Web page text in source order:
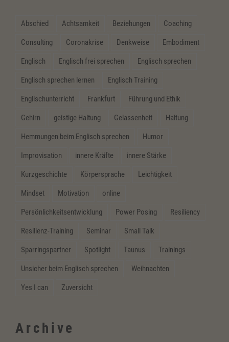
Abschied Achtsamkeit Beziehungen Coaching
Consulting Coronakrise Denkweise Embodiment
Englisch Englisch frei sprechen Englisch sprechen
Englisch sprechen lernen Englisch Training
Englischunterricht Frankfurt Führung und Ethik
Gehirn geistige Haltung Gelassenheit Haltung
Hemmungen beim Englisch sprechen Humor
Improvisation innere Kräfte innere Stärke
Kurzgeschichte Körpersprache Leichtigkeit
Mindset Motivation online
Persönlichkeitsentwicklung Power Posing Resiliency
Resilienz-Training Seminar Small Talk
Sparringspartner Spotlight Taunus Trainings
Unsicher beim Englisch sprechen Weihnachten
Yes I can Zuversicht
Archive